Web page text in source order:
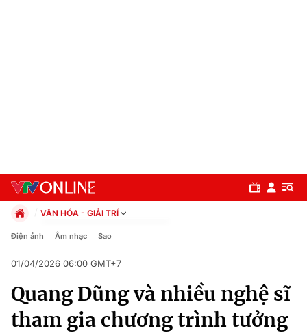
Chuyên mục
Chính trị
VĂN HÓA - GIẢI TRÍ
Chính trị
Pháp luật
Kinh tế
Thể thao
Truyền hình
Điện ảnh Âm nhạc Sao
01/04/2026 06:00 GMT+7
Quang Dũng và nhiều nghệ sĩ
tham gia chương trình tưởng